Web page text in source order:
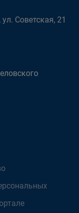
Советская, 21